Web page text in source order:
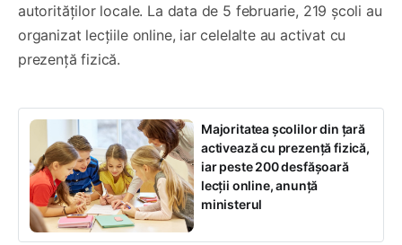
autorităților locale. La data de 5 februarie, 219 școli au
organizat lecțiile online, iar celelalte au activat cu
prezență fizică.
Majoritatea școlilor din țară
activează cu prezență fizică,
iar peste 200 desfășoară
lecții online, anunță
ministerul